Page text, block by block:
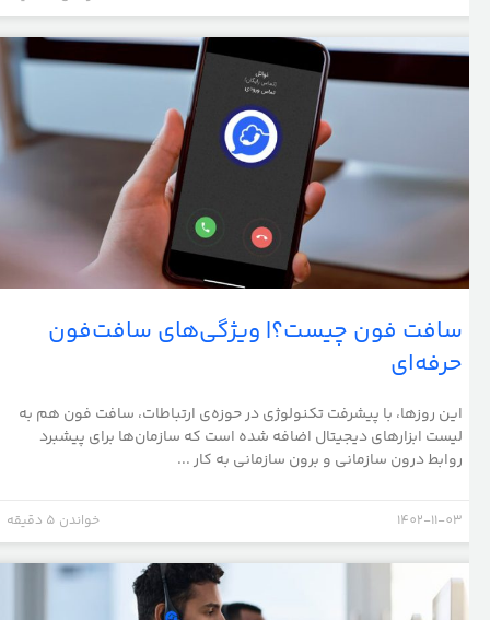
سافت فون چیست؟| ویژگی‌های سافت‌فون
حرفه‌ای
این روزها، با پیشرفت تکنولوژی در حوزه‌ی ارتباطات، سافت فون هم به
لیست ابزارهای دیجیتال اضافه شده است که سازمان‌ها برای پیشبرد
روابط درون سازمانی و برون سازمانی به کار ...
1402-11-03 خواندن 5 دقیقه